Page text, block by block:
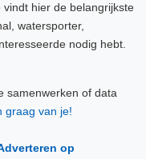
hier de belangrijkste
watersporter,
nodig hebt.
samenwerken of data
graag van je!
op